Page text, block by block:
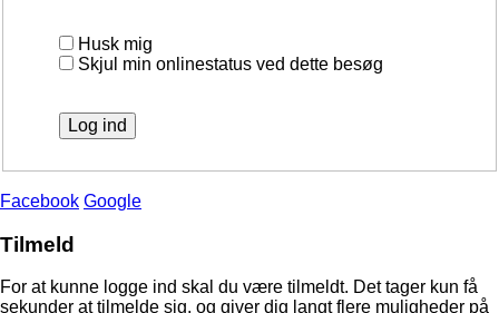
Husk mig
Skjul min onlinestatus ved dette besøg
Facebook Google
Tilmeld
For at kunne logge ind skal du være tilmeldt. Det tager kun få
sekunder at tilmelde sig, og giver dig langt flere muligheder på